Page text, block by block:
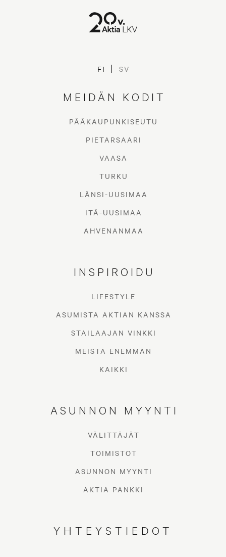
FI SV
MEIDÄN KODIT
PÄÄKAUPUNKISEUTU
PIETARSAARI
VAASA
TURKU
LÄNSI-UUSIMAA
ITÄ-UUSIMAA
AHVENANMAA
INSPIROIDU
LIFESTYLE
ASUMISTA AKTIAN KANSSA
STAILAAJAN VINKKI
MEISTÄ ENEMMÄN
KAIKKI
ASUNNON MYYNTI
VÄLITTÄJÄT
TOIMISTOT
ASUNNON MYYNTI
AKTIA PANKKI
YHTEYSTIEDOT